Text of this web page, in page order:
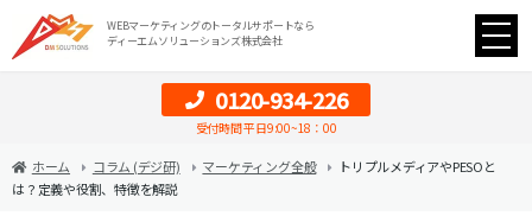
WEBマーケティングのトータルサポートなら
ディーエムソリューションズ株式会社
0120-934-226
受付時間 平日9:00~18：00
ホーム コラム (デジ研) マーケティング全般
トリプルメディアやPESOと
は？定義や役割、特徴を解説